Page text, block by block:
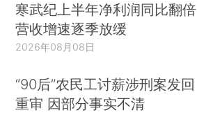
寒武纪上半年净利润同比翻倍
营收增速逐季放缓
2026年08月08日
“90后”农民工讨薪涉刑案发回
重审 因部分事实不清